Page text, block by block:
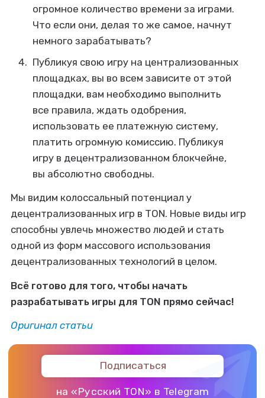
огромное количество времени за играми.
Что если они, делая то же самое, начнут
немного зарабатывать?
Публикуя свою игру на централизованных
площадках, вы во всем зависите от этой
площадки, вам необходимо выполнить
все правила, ждать одобрения,
использовать ее платежную систему,
платить огромную комиссию. Публикуя
игру в децентрализованном блокчейне,
вы абсолютно свободны.
Мы видим колоссальный потенциал у
децентрализованных игр в TON. Новые виды игр
способны увлечь множество людей и стать
одной из форм массового использования
децентрализованных технологий в целом.
Всё готово для того, чтобы начать
разрабатывать игры для TON прямо сейчас!
Оригинал статьи
Подписаться
на «Русский TON» в Telegram